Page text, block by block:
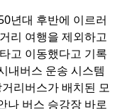
년대 후반에 이르러
리 여행을 제외하고
고 이동했다고 기록
내버스 운송 시스템
리버스가 배치된 모
나 버스 승강장 바로